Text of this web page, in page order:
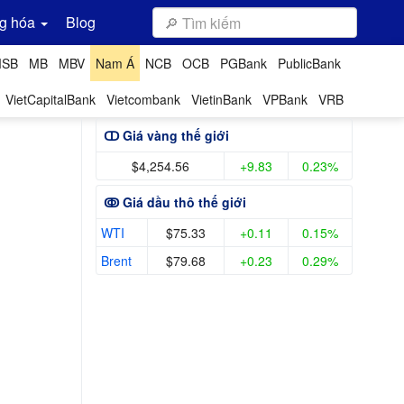
hóa Blog
MB MBV Nam Á NCB OCB PGBank
PublicBank
VietCapitalBank Vietcombank VietinBank VPBank VRB
ↀ Giá vàng thế giới
$4,254.56
+9.83
0.23%
ↂ Giá dầu thô thế giới
WTI
$75.33 +0.11
0.15%
Brent
$79.68 +0.23 0.29%